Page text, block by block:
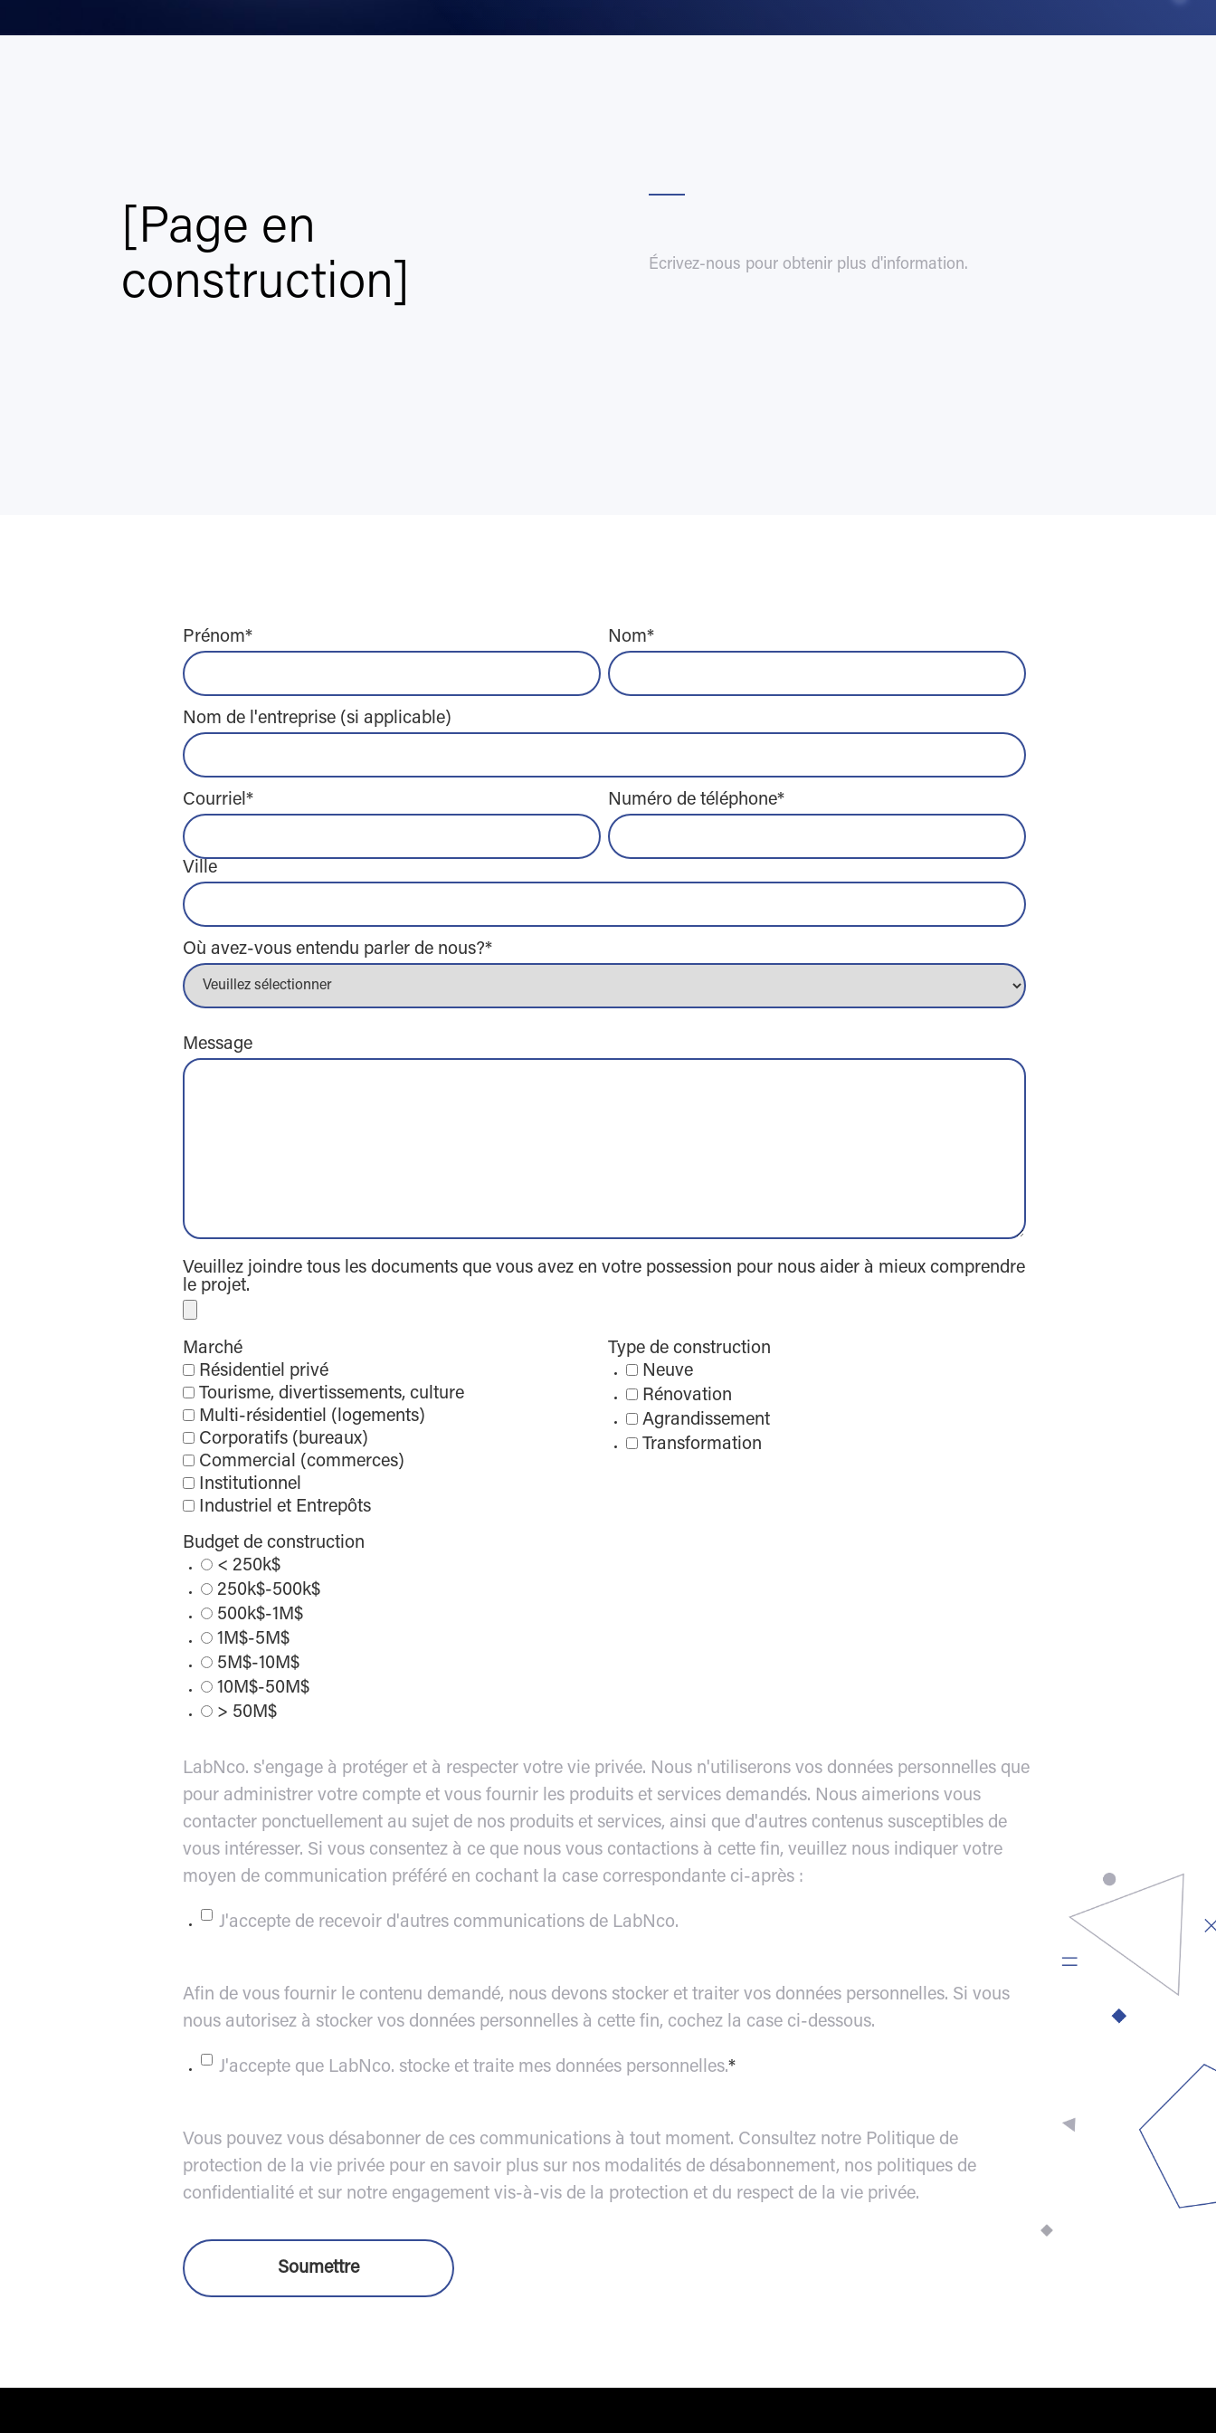
[Page en
construction]
Écrivez-nous pour obtenir plus d'information.
Prénom* Nom*
Nom de l'entreprise (si applicable)
Courriel* Numéro de téléphone*
Ville
Où avez-vous entendu parler de nous?*
Message
Veuillez joindre tous les documents que vous avez en votre possession pour nous aider à mieux comprendre
le projet.
Marché
Résidentiel privé
Tourisme, divertissements, culture
Multi-résidentiel (logements)
Corporatifs (bureaux)
Commercial (commerces)
Institutionnel
Industriel et Entrepôts
Type de construction
Neuve
Rénovation
Agrandissement
Transformation
Budget de construction
< 250k$
250k$-500k$
500k$-1M$
1M$-5M$
5M$-10M$
10M$-50M$
> 50M$
LabNco. s'engage à protéger et à respecter votre vie privée. Nous n'utiliserons vos données personnelles que
pour administrer votre compte et vous fournir les produits et services demandés. Nous aimerions vous
contacter ponctuellement au sujet de nos produits et services, ainsi que d'autres contenus susceptibles de
vous intéresser. Si vous consentez à ce que nous vous contactions à cette fin, veuillez nous indiquer votre
moyen de communication préféré en cochant la case correspondante ci-après :
J'accepte de recevoir d'autres communications de LabNco.
Afin de vous fournir le contenu demandé, nous devons stocker et traiter vos données personnelles. Si vous
nous autorisez à stocker vos données personnelles à cette fin, cochez la case ci-dessous.
J'accepte que LabNco. stocke et traite mes données personnelles.*
Vous pouvez vous désabonner de ces communications à tout moment. Consultez notre Politique de
protection de la vie privée pour en savoir plus sur nos modalités de désabonnement, nos politiques de
confidentialité et sur notre engagement vis-à-vis de la protection et du respect de la vie privée.